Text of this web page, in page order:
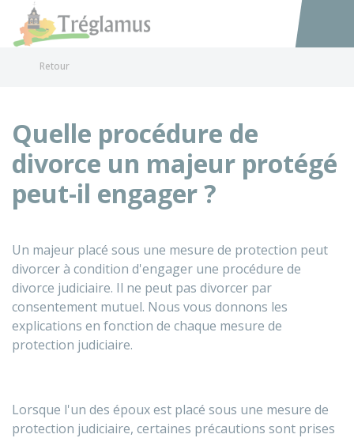
Accéder
Retour
Quelle procédure de
divorce un majeur protégé
peut-il engager ?
Un majeur placé sous une mesure de protection peut
divorcer à condition d'engager une procédure de
divorce judiciaire. Il ne peut pas divorcer par
consentement mutuel. Nous vous donnons les
explications en fonction de chaque mesure de
protection judiciaire.
Lorsque l'un des époux est placé sous une mesure de
protection judiciaire, certaines précautions sont prises